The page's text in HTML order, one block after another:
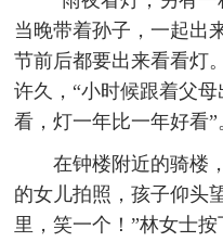
当晚带着孙子，一起出
节前后都要出来看看灯
许久，“小时候跟着父
看，灯一年比一年好看”
在钟楼附近的骑楼
的女儿拍照，孩子仰头
里，笑一个！”林女士